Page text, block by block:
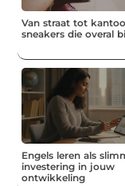
Van straat tot
sneakers die overal
Engels leren als
investering in jouw
ontwikkeling